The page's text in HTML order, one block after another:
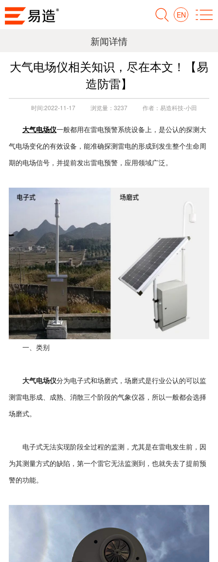
EN
新闻详情
大气电场仪相关知识，尽在本文！【易
造防雷】
时间:2022-11-17 浏览量： 3237 作者： 易造科技-小田
大气电场仪一般都用在雷电预警系统设备上，是公认的探测大
气电场变化的有效设备，能准确探测雷电的形成到发生整个生命周
期的电场信号，并提前发出雷电预警，应用领域广泛。
一、类别
大气电场仪分为电子式和场磨式，场磨式是行业公认的可以监
测雷电形成、成熟、消散三个阶段的气象仪器，所以一般都会选择
场磨式。
电子式无法实现阶段全过程的监测，尤其是在雷电发生前，因
为其测量方式的缺陷，第一个雷它无法监测到，也就失去了提前预
警的功能。